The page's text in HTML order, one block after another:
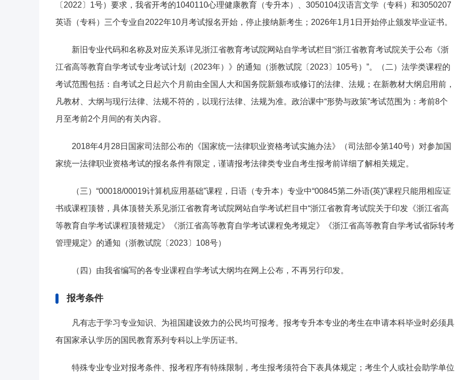
〔2022〕1号）要求，我省开考的1040110心理健康教育（专升本）、3050104汉语言文学（专科）和3050207
英语（专科）三个专业自2022年10月考试报名开始，停止接纳新考生；2026年1月1日开始停止颁发毕业证书。
新旧专业代码和名称及对应关系详见浙江省教育考试院网站自学考试栏目“浙江省教育考试院关于公布《浙
江省高等教育自学考试专业考试计划（2023年）》的通知（浙教试院〔2023〕105号）”。（二）法学类课程的
考试范围包括：自考试之日起六个月前由全国人大和国务院新颁布或修订的法律、法规；在新教材大纲启用前，
凡教材、大纲与现行法律、法规不符的，以现行法律、法规为准。政治课中“形势与政策”考试范围为：考前8个
月至考前2个月间的有关内容。
2018年4月28日国家司法部公布的《国家统一法律职业资格考试实施办法》（司法部令第140号）对参加国
家统一法律职业资格考试的报名条件有限定，谨请报考法律类专业自考生报考前详细了解相关规定。
（三）“00018/00019计算机应用基础”课程，日语（专升本）专业中“00845第二外语(英)”课程只能用相应证
书或课程顶替，具体顶替关系见浙江省教育考试院网站自学考试栏目中“浙江省教育考试院关于印发《浙江省高
等教育自学考试课程顶替规定》《浙江省高等教育自学考试课程免考规定》《浙江省高等教育自学考试省际转考
管理规定》的通知（浙教试院〔2023〕108号）
（四）由我省编写的各专业课程自学考试大纲均在网上公布，不再另行印发。
报考条件
凡有志于学习专业知识、为祖国建设效力的公民均可报考。报考专升本专业的考生在申请本科毕业时必须具
有国家承认学历的国民教育系列专科以上学历证书。
特殊专业专业对报考条件、报考程序有特殊限制，考生报考须符合下表具体规定；考生个人或社会助学单位